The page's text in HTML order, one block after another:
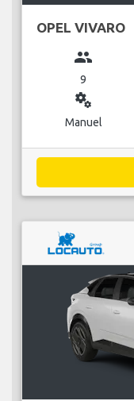
OPEL VIVARO
group
9
miscellaneous_services
Manuel